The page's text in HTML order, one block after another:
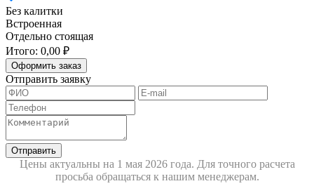
Без калитки
Встроенная
Отдельно стоящая
Итого: 0,00 ₽
Оформить заказ
Отправить заявку
Цены актуальны на 1 мая 2026 года. Для точного расчета
просьба обращаться к нашим менеджерам.